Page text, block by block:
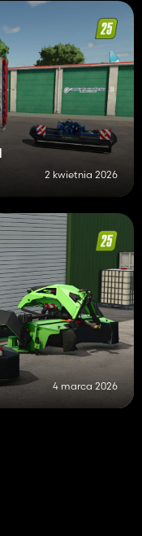
2 kwietnia 2026
4 marca 2026